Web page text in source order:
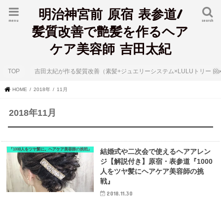
明治神宮前 原宿 表参道/
髪質改善で艶髪を作るヘア
ケア美容師 吉田太紀
search
menu
TOP 吉田太紀が作る髪質改善（素髪+ジュエリーシステム×LULUトリート
HOME 2018年 11月
2018年11月
『1000人をツヤ髪に。ヘアケア美容師の挑戦』
結婚式や二次会で使えるヘアアレン
ジ【解説付き】原宿・表参道『1000
人をツヤ髪にヘアケア美容師の挑
戦』
2018.11.30